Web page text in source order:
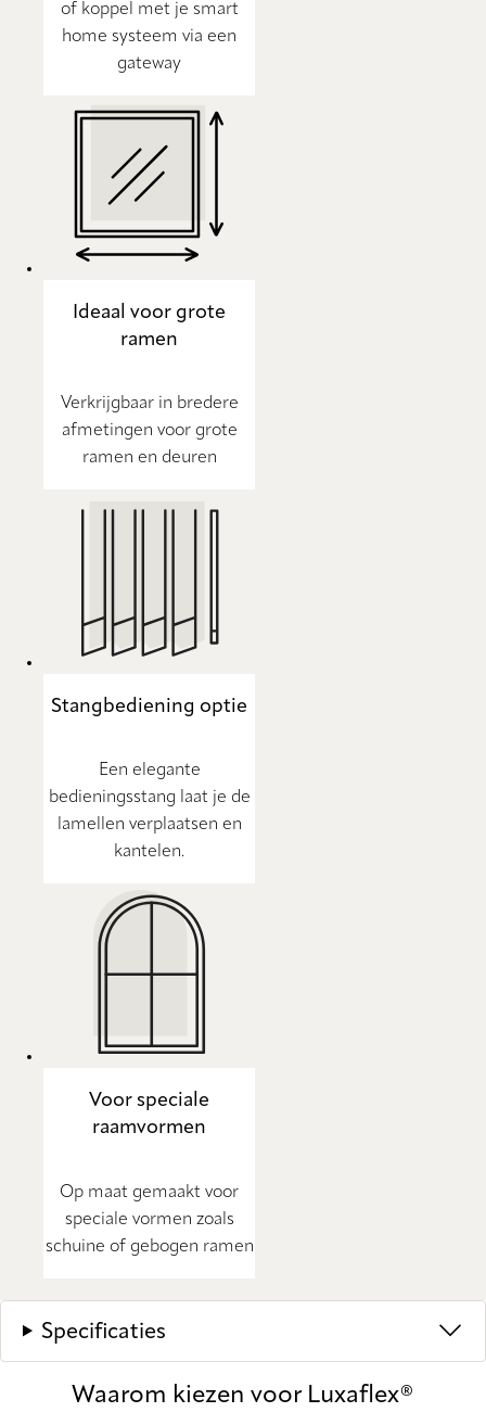
of koppel met je smart
home systeem via een
gateway
Ideaal voor grote
ramen
Verkrijgbaar in bredere
afmetingen voor grote
ramen en deuren
Stangbediening optie
Een elegante
bedieningsstang laat je de
lamellen verplaatsen en
kantelen.
Voor speciale
raamvormen
Op maat gemaakt voor
speciale vormen zoals
schuine of gebogen ramen
Specificaties
Waarom kiezen voor Luxaflex®